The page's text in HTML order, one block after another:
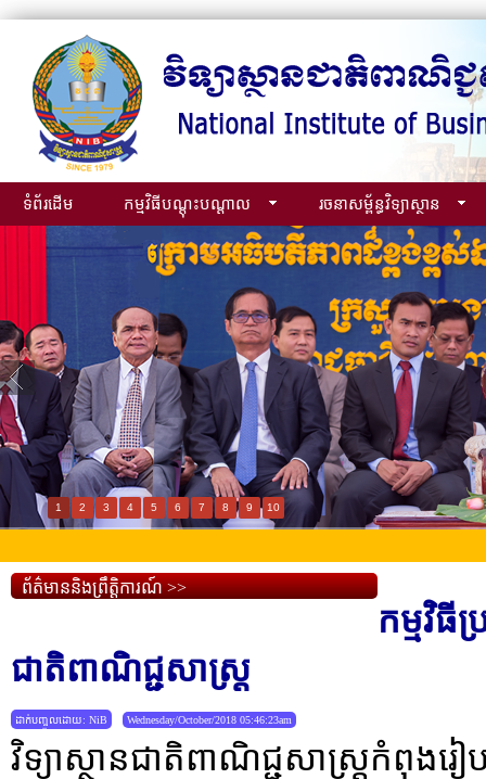
ទំព័រដើម កម្មវិធីបណ្ដុះបណ្ដាល រចនាសម្ព័ន្ធវិទ្យាស្ថាន
1 2 3 4 5 6 7 8 9 10
ព័ត៌មាននិងព្រឹត្តិការណ៍ >>
កម្មវិធី
ជាតិពាណិជ្ជសាស្រ្ត
ដាក់បញ្ចូលដោយ: NiB Wednesday/October/2018 05:46:23am
វិទ្យាស្ថានជាតិពាណិជ្ជសាស្ត្រកំពុងរ